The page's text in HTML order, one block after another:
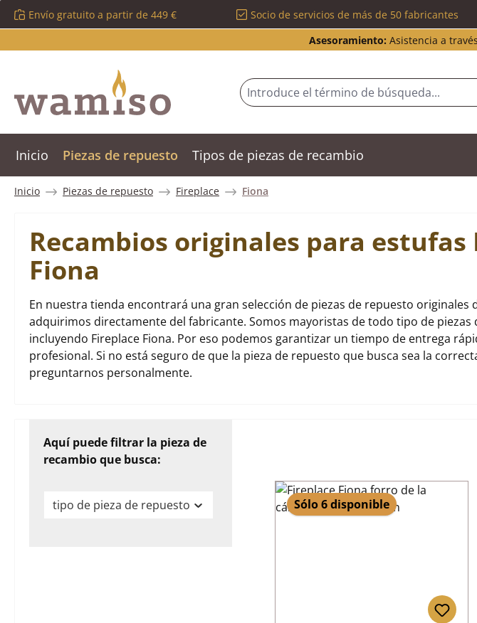
al contenido principal
Saltar a la búsqueda
Saltar a la navegación principal
Envío gratuito a partir de 449 € Socio de servicios de más de 50 fabricantes
Asesoramiento: Asistencia a
Inicio Piezas de repuesto Tipos de piezas de recambio
Inicio Piezas de repuesto Fireplace Fiona
Recambios originales para estufas
Fiona
En nuestra tienda encontrará una gran selección de piezas de repuesto originales
adquirimos directamente del fabricante. Somos mayoristas de todo tipo de piezas
incluyendo Fireplace Fiona. Por eso podemos garantizar un tiempo de entrega
profesional. Si no está seguro de que la pieza de repuesto que busca sea la
preguntarnos personalmente.
Aquí puede filtrar la pieza de
recambio que busca:
tipo de pieza de repuesto Sólo 6 disponible